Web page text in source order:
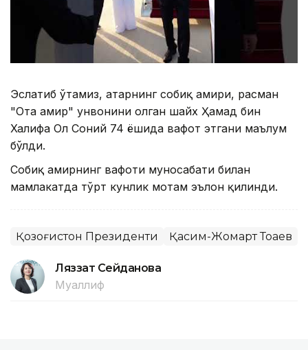
Эслатиб ўтамиз, Қатарнинг собиқ амири, расман
"Ота амир" унвонини олган шайх Ҳамад бин
Халифа Ол Соний 74 ёшида вафот этгани маълум
бўлди.
Собиқ амирнинг вафоти муносабати билан
мамлакатда тўрт кунлик мотам эълон қилинди.
Қозоғистон Президенти Қасим-Жомарт Тоқаев
Ляззат Сейданова
Муаллиф